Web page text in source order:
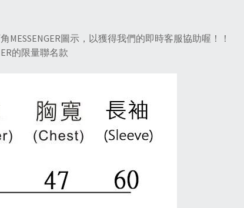
圖示，以獲得我們的即時客服協助喔！！
的限量聯名款